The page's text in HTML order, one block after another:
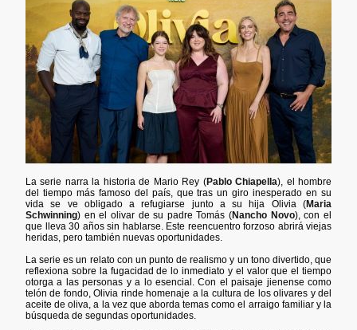
La serie narra la historia de Mario Rey (Pablo Chiapella), el hombre
del tiempo más famoso del país, que tras un giro inesperado en su
vida se ve obligado a refugiarse junto a su hija Olivia (Maria
Schwinning) en el olivar de su padre Tomás (Nancho Novo), con el
que lleva 30 años sin hablarse. Este reencuentro forzoso abrirá viejas
heridas, pero también nuevas oportunidades.
La serie es un relato con un punto de realismo y un tono divertido, que
reflexiona sobre la fugacidad de lo inmediato y el valor que el tiempo
otorga a las personas y a lo esencial. Con el paisaje jienense como
telón de fondo, Olivia rinde homenaje a la cultura de los olivares y del
aceite de oliva, a la vez que aborda temas como el arraigo familiar y la
búsqueda de segundas oportunidades.